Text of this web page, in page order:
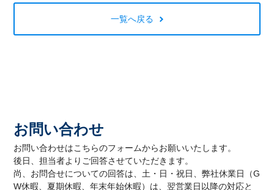
一覧へ戻る
お問い合わせ
お問い合わせはこちらのフォームからお願いいたします。
後日、担当者よりご回答させていただきます。
尚、お問合せについての回答は、土・日・祝日、弊社休業日（G
W休暇、夏期休暇、年末年始休暇）は、翌営業日以降の対応と